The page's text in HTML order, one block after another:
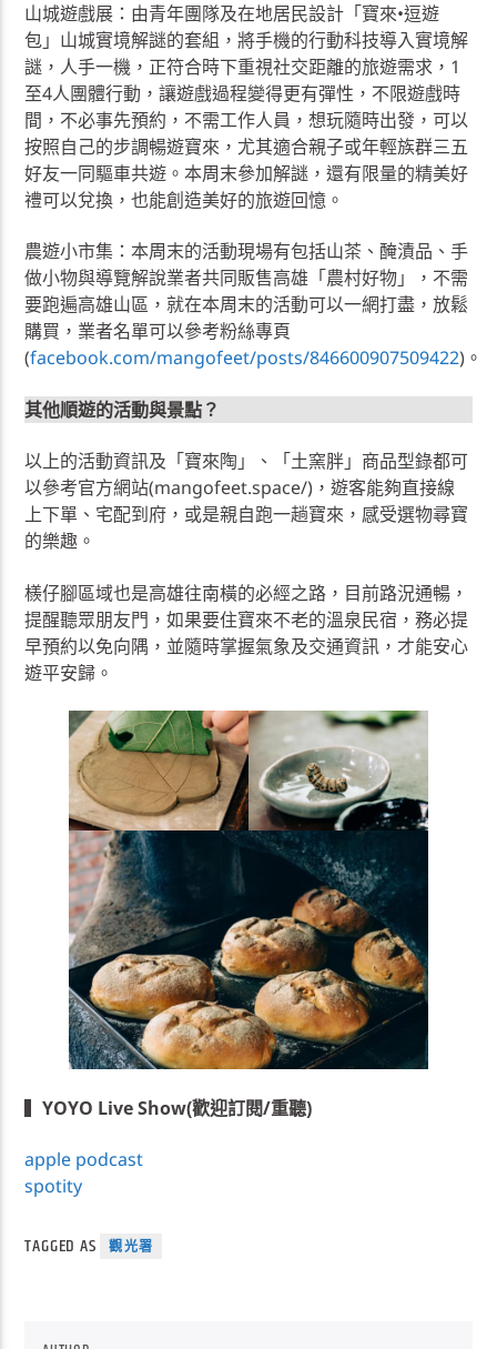
山城遊戲展：由青年團隊及在地居民設計「寶來•逗遊
包」山城實境解謎的套組，將手機的行動科技導入實境解
謎，人手一機，正符合時下重視社交距離的旅遊需求，1
至4人團體行動，讓遊戲過程變得更有彈性，不限遊戲時
間，不必事先預約，不需工作人員，想玩隨時出發，可以
按照自己的步調暢遊寶來，尤其適合親子或年輕族群三五
好友一同驅車共遊。本周末參加解謎，還有限量的精美好
禮可以兌換，也能創造美好的旅遊回憶。
農遊小市集：本周末的活動現場有包括山茶、醃漬品、手
做小物與導覽解說業者共同販售高雄「農村好物」，不需
要跑遍高雄山區，就在本周末的活動可以一網打盡，放鬆
購買，業者名單可以參考粉絲專頁
(facebook.com/mangofeet/posts/846600907509422)。
其他順遊的活動與景點？
以上的活動資訊及「寶來陶」、「土窯胖」商品型錄都可
以參考官方網站(mangofeet.space/)，遊客能夠直接線
上下單、宅配到府，或是親自跑一趟寶來，感受選物尋寶
的樂趣。
檨仔腳區域也是高雄往南橫的必經之路，目前路況通暢，
提醒聽眾朋友門，如果要住寶來不老的溫泉民宿，務必提
早預約以免向隅，並隨時掌握氣象及交通資訊，才能安心
遊平安歸。
▍YOYO Live Show(歡迎訂閱/重聽)
apple podcast
spotity
TAGGED AS 觀光署